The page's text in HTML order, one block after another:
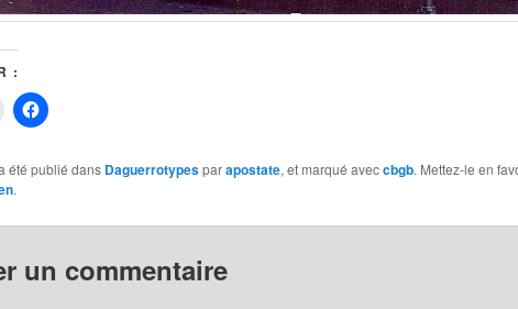
:
Cliquer
pour
une
Cliquez
pour
Facebook(ouvre
dans
fenêtre)
été publié dans Daguerrotypesparapostate, et marqué aveccbgb. Mettez-le en
.
un commentaire